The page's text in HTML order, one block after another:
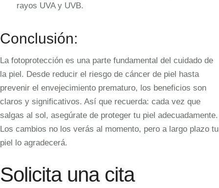
rayos UVA y UVB.
Conclusión:
La fotoprotección es una parte fundamental del cuidado de
la piel. Desde reducir el riesgo de cáncer de piel hasta
prevenir el envejecimiento prematuro, los beneficios son
claros y significativos. Así que recuerda: cada vez que
salgas al sol, asegúrate de proteger tu piel adecuadamente.
Los cambios no los verás al momento, pero a largo plazo tu
piel lo agradecerá.
Solicita una cita